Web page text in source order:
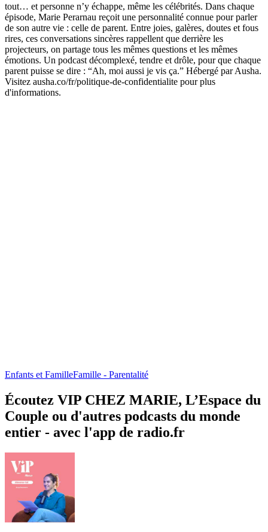
tout… et personne n’y échappe, même les célébrités. Dans chaque
épisode, Marie Perarnau reçoit une personnalité connue pour parler
de son autre vie : celle de parent. Entre joies, galères, doutes et fous
rires, ces conversations sincères rappellent que derrière les
projecteurs, on partage tous les mêmes questions et les mêmes
émotions. Un podcast décomplexé, tendre et drôle, pour que chaque
parent puisse se dire : “Ah, moi aussi je vis ça.” Hébergé par Ausha.
Visitez ausha.co/fr/politique-de-confidentialite pour plus
d'informations.
Enfants et FamilleFamille - Parentalité
Écoutez VIP CHEZ MARIE, L’Espace du
Couple ou d'autres podcasts du monde
entier - avec l'app de radio.fr